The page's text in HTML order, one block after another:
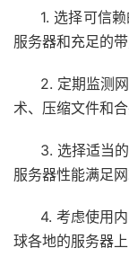
1. 选择可信
服务器和充足的带
2. 定期监测
术、压缩文件和
3. 选择适当
服务器性能满足网
4. 考虑使用
球各地的服务器